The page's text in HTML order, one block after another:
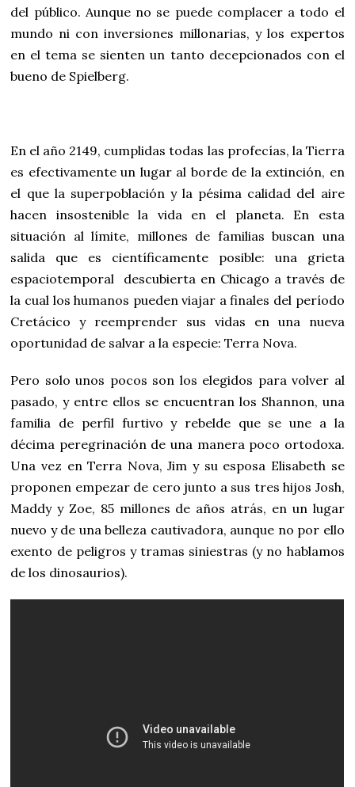
del público. Aunque no se puede complacer a todo el
mundo ni con inversiones millonarias, y los expertos
en el tema se sienten un tanto decepcionados con el
bueno de Spielberg.
En el año 2149, cumplidas todas las profecías, la Tierra
es efectivamente un lugar al borde de la extinción, en
el que la superpoblación y la pésima calidad del aire
hacen insostenible la vida en el planeta. En esta
situación al límite, millones de familias buscan una
salida que es científicamente posible: una grieta
espaciotemporal descubierta en Chicago a través de
la cual los humanos pueden viajar a finales del período
Cretácico y reemprender sus vidas en una nueva
oportunidad de salvar a la especie: Terra Nova.
Pero solo unos pocos son los elegidos para volver al
pasado, y entre ellos se encuentran los Shannon, una
familia de perfil furtivo y rebelde que se une a la
décima peregrinación de una manera poco ortodoxa.
Una vez en Terra Nova, Jim y su esposa Elisabeth se
proponen empezar de cero junto a sus tres hijos Josh,
Maddy y Zoe, 85 millones de años atrás, en un lugar
nuevo y de una belleza cautivadora, aunque no por ello
exento de peligros y tramas siniestras (y no hablamos
de los dinosaurios).